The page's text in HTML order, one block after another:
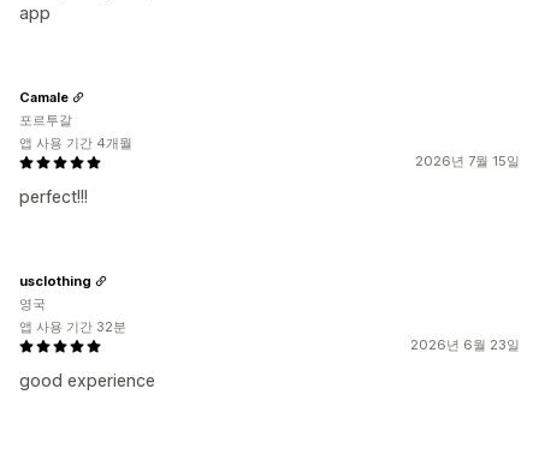
app
2026년 7월 15일
perfect!!!
Camale
포르투갈
앱 사용 기간 4개월
2026년 6월 23일
good experience
usclothing
영국
앱 사용 기간 32분